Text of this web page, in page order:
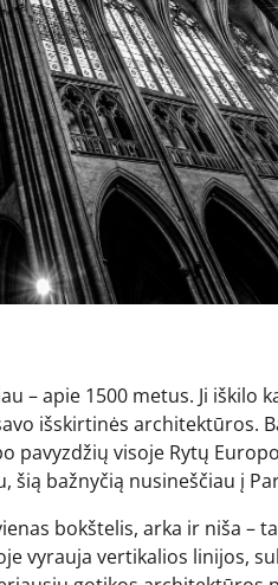
– apie 1500 metus. Ji iškilo
išskirtinės architektūros.
visoje Rytų
šią bažnyčią nusineščiau į
bokštelis, arka ir niša –
vyrauja vertikalios linijos,